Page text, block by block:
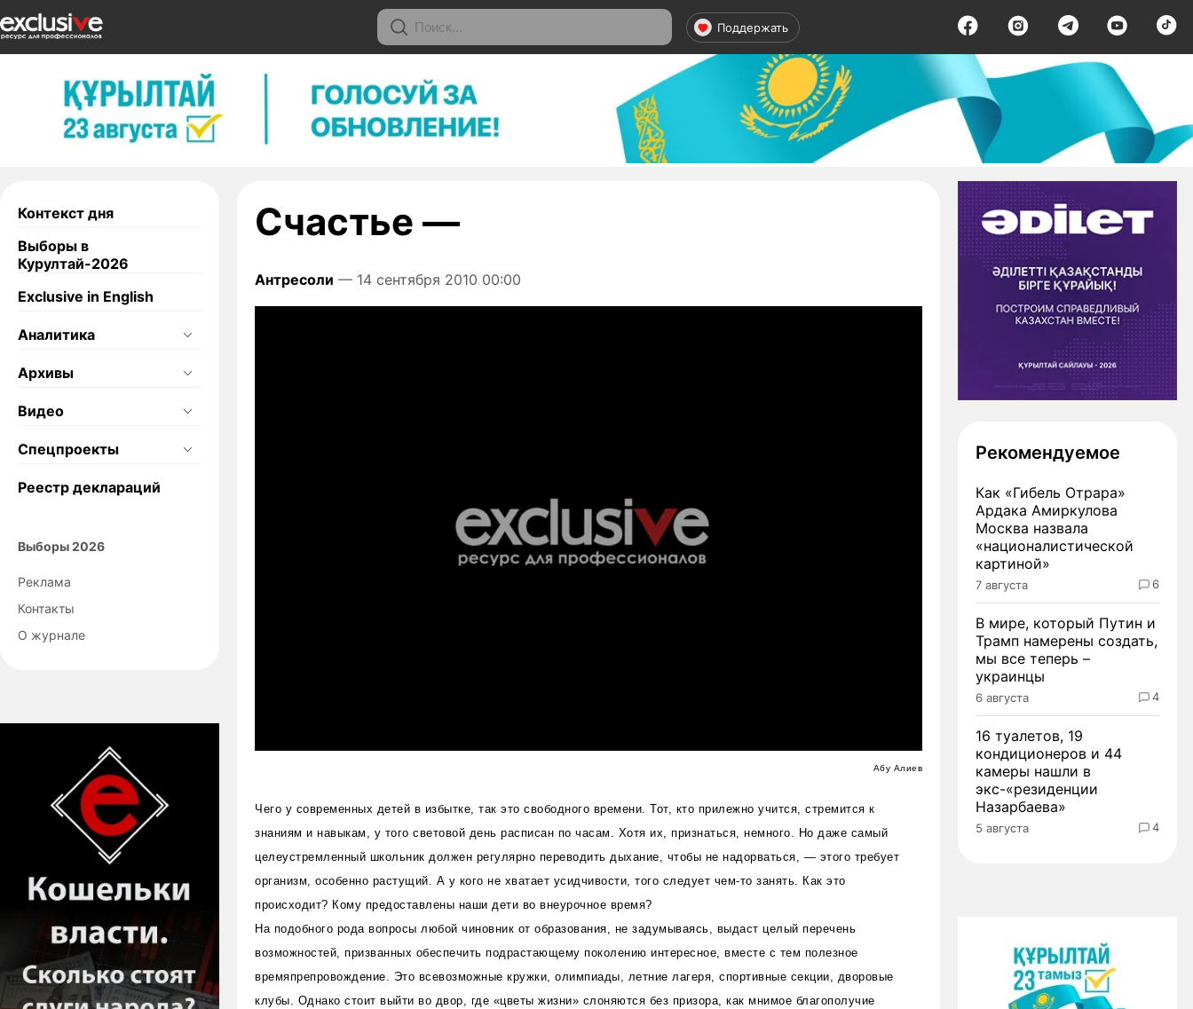
Поддержать
Контекст дня
Выборы в
Курултай-2026
Exclusive in English
Аналитика
Архивы
Видео
Спецпроекты
Реестр деклараций
Выборы 2026
Реклама
Контакты
О журнале
Счастье —
Антресоли — 14 сентября 2010 00:00
Абу Алиев
Чего у современных детей в избытке, так это свободного времени. Тот, кто прилежно учится, стремится к
знаниям и навыкам, у того световой день расписан по часам. Хотя их, признаться, немного. Но даже самый
целеустремленный школьник должен регулярно переводить дыхание, чтобы не надорваться, — этого требует
организм, особенно растущий. А у кого не хватает усидчивости, того следует чем-то занять. Как это
происходит? Кому предоставлены наши дети во внеурочное время?
На подобного рода вопросы любой чиновник от образования, не задумываясь, выдаст целый перечень
возможностей, призванных обеспечить подрастающему поколению интересное, вместе с тем полезное
времяпрепровождение. Это всевозможные кружки, олимпиады, летние лагеря, спортивные секции, дворовые
клубы. Однако стоит выйти во двор, где «цветы жизни» слоняются без призора, как мнимое благополучие
Рекомендуемое
Как «Гибель Отрара»
Ардака Амиркулова
Москва назвала
«националистической
картиной»
7 августа 6
В мире, который Путин и
Трамп намерены создать,
мы все теперь –
украинцы
6 августа 4
16 туалетов, 19
кондиционеров и 44
камеры нашли в
экс-«резиденции
Назарбаева»
5 августа 4